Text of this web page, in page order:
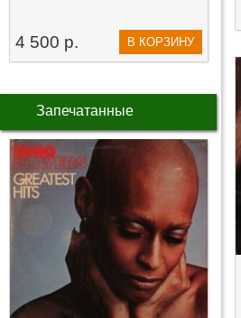
4 500 р. В КОРЗИНУ
Запечатанные